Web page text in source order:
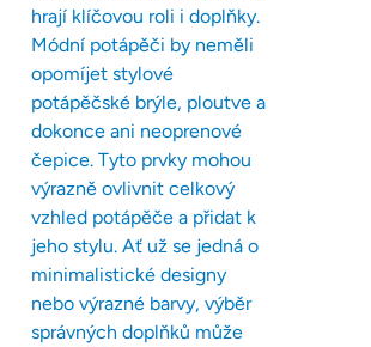
hrají klíčovou roli i doplňky.
Módní potápěči by neměli
opomíjet stylové
potápěčské brýle, ploutve a
dokonce ani neoprenové
čepice. Tyto prvky mohou
výrazně ovlivnit celkový
vzhled potápěče a přidat k
jeho stylu. Ať už se jedná o
minimalistické designy
nebo výrazné barvy, výběr
správných doplňků může